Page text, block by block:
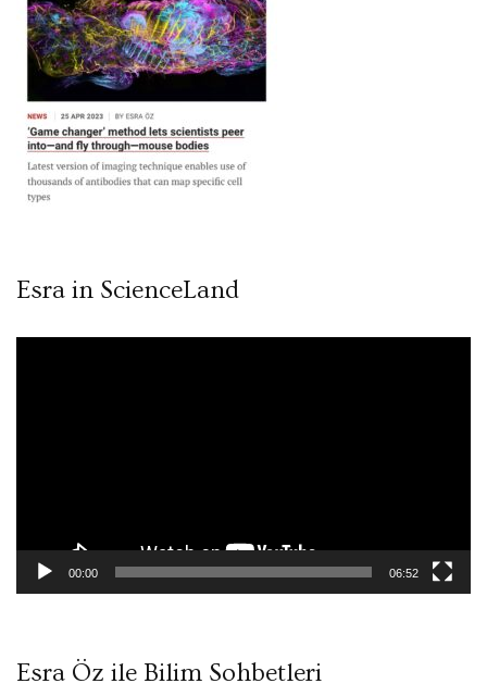
Esra in ScienceLand
00:00 06:52
Esra Öz ile Bilim Sohbetleri